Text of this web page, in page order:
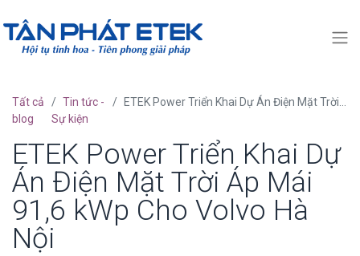
Tất cả
blog
Tin tức -
Sự kiện
ETEK Power Triển Khai Dự Án Điện Mặt Trời Áp Mái 91,6 kWp Cho Volvo Hà Nội
ETEK Power Triển Khai Dự
Án Điện Mặt Trời Áp Mái
91,6 kWp Cho Volvo Hà
Nội